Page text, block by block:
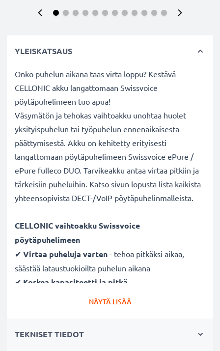
YLEISKATSAUS
Onko puhelun aikana taas virta loppu? Kestävä
CELLONIC akku langattomaan Swissvoice
pöytäpuhelimeen tuo apua!
Väsymätön ja tehokas vaihtoakku unohtaa huolet
yksityispuhelun tai työpuhelun ennenaikaisesta
päättymisestä. Akku on kehitetty erityisesti
langattomaan pöytäpuhelimeen Swissvoice ePure /
ePure fulleco DUO. Tarvikeakku antaa virtaa pitkiin ja
tärkeisiin puheluihin. Katso sivun lopusta lista kaikista
yhteensopivista DECT-/VoIP pöytäpuhelinmalleista.
CELLONIC vaihtoakku Swissvoice
pöytäpuhelimeen
✔ Virtaa puheluja varten - tehoa pitkäksi aikaa,
säästää lataustuokioilta puhelun aikana
✔ Korkea kapasiteetti ja pitkä
- laadukas kotipuhelimen vaihtoakku
menetystä - moderni Litium-tekniikka ilman
NÄYTÄ LISÄÄ
TEKNISET TIEDOT